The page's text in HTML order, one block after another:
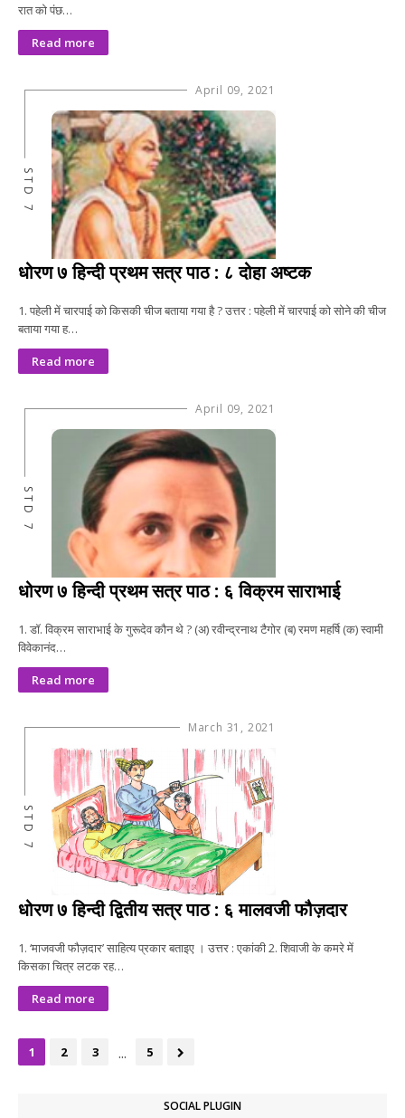
रात को पंछ…
Read more
April 09, 2021
STD 7
धोरण ७ हिन्दी प्रथम सत्र पाठ : ८ दोहा अष्टक
1. पहेली में चारपाई को किसकी चीज बताया गया है ? उत्तर : पहेली में चारपाई को सोने की चीज
बताया गया ह…
Read more
April 09, 2021
STD 7
धोरण ७ हिन्दी प्रथम सत्र पाठ : ६ विक्रम साराभाई
1. डॉ. विक्रम साराभाई के गुरूदेव कौन थे ? (अ) रवीन्द्रनाथ टैगोर (ब) रमण महर्षि (क) स्वामी
विवेकानंद…
Read more
March 31, 2021
STD 7
धोरण ७ हिन्दी द्वितीय सत्र पाठ : ६ मालवजी फौज़दार
1. ‘माजवजी फौज़दार’ साहित्य प्रकार बताइए । उत्तर : एकांकी 2. शिवाजी के कमरे में
किसका चित्र लटक रह…
Read more
1 2 3 ... 5
SOCIAL PLUGIN